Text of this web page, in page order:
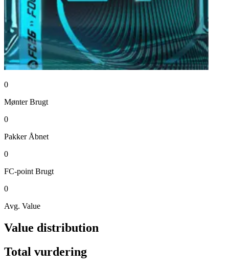
0
Mønter Brugt
0
Pakker Åbnet
0
FC-point Brugt
0
Avg. Value
Value distribution
Total vurdering